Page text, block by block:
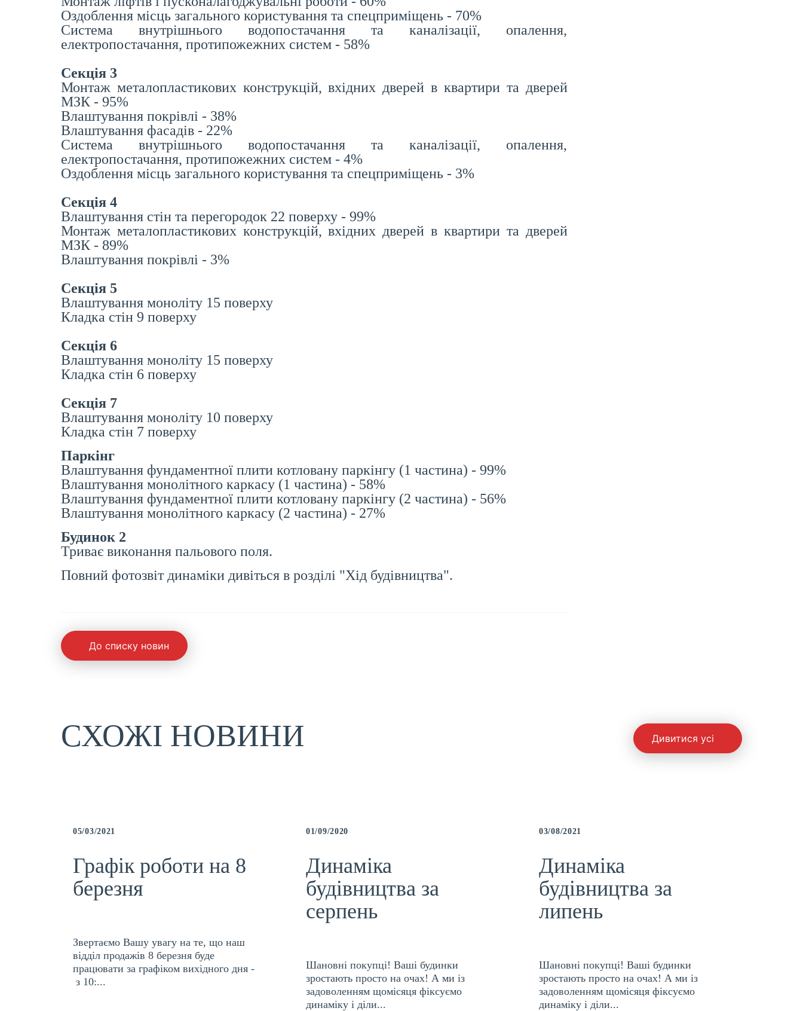
Оздоблення місць загального користування та спецприміщень - 70%
Система внутрішнього водопостачання та каналізації, опалення,
електропостачання, протипожежних систем - 58%
Секція 3
Монтаж металопластикових конструкцій, вхідних дверей в квартири та дверей
МЗК - 95%
Влаштування покрівлі - 38%
Влаштування фасадів - 22%
Система внутрішнього водопостачання та каналізації, опалення,
електропостачання, протипожежних систем - 4%
Оздоблення місць загального користування та спецприміщень - 3%
Секція 4
Влаштування стін та перегородок 22 поверху - 99%
Монтаж металопластикових конструкцій, вхідних дверей в квартири та дверей
МЗК - 89%
Влаштування покрівлі - 3%
Секція 5
Влаштування моноліту 15 поверху
Кладка стін 9 поверху
Секція 6
Влаштування моноліту 15 поверху
Кладка стін 6 поверху
Секція 7
Влаштування моноліту 10 поверху
Кладка стін 7 поверху
Паркінг
Влаштування фундаментної плити котловану паркінгу (1 частина) - 99%
Влаштування монолітного каркасу (1 частина) - 58%
Влаштування фундаментної плити котловану паркінгу (2 частина) - 56%
Влаштування монолітного каркасу (2 частина) - 27%
Будинок 2
Триває виконання пальового поля.
Повний фотозвіт динаміки дивіться в розділі "Хід будівництва".
До списку новин
СХОЖІ НОВИНИ Дивитися усі
05/03/2021
Графік роботи на 8
березня
Звертаємо Вашу увагу на те, що наш
відділ продажів 8 березня буде
працювати за графіком вихідного дня -
з 10:...
01/09/2020
Динаміка
будівництва за
серпень
Шановні покупці! Ваші будинки
зростають просто на очах! А ми із
задоволенням щомісяця фіксуємо
динаміку і діли...
03/08/2021
Динаміка
будівництва за
липень
Шановні покупці! Ваші будинки
зростають просто на очах! А ми із
задоволенням щомісяця фіксуємо
динаміку і діли...